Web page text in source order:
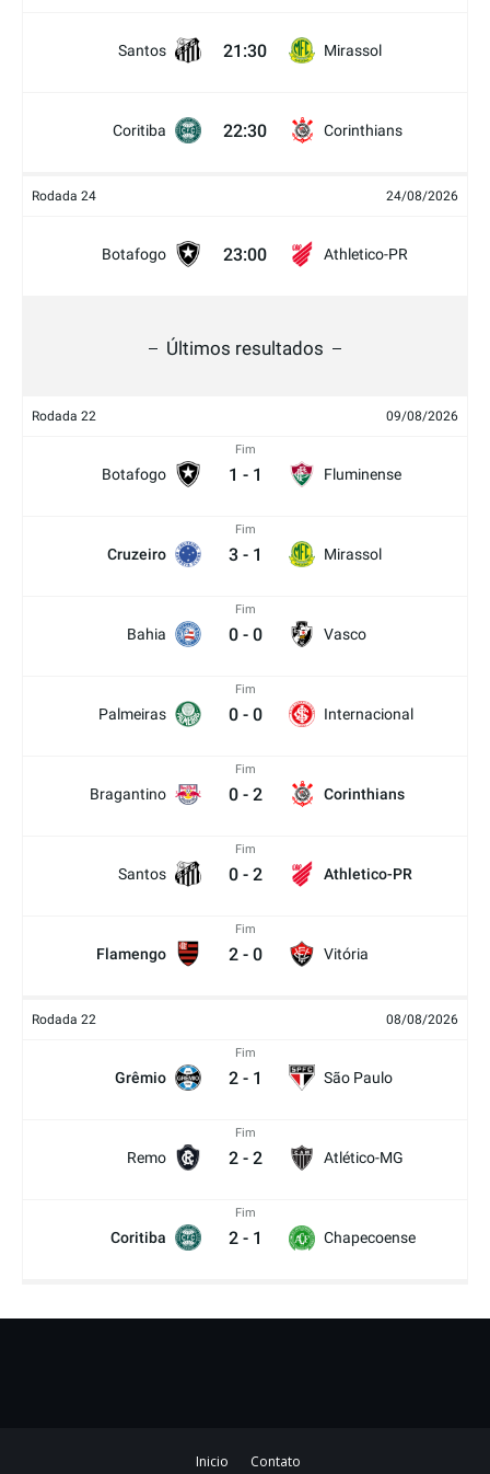
Santos 21:30 Mirassol
Coritiba 22:30 Corinthians
Rodada 24 24/08/2026
Botafogo 23:00 Athletico-PR
Últimos resultados
Rodada 22 09/08/2026
Botafogo
Fim
1 - 1 Fluminense
Cruzeiro
Fim
3 - 1 Mirassol
Bahia
Fim
0 - 0 Vasco
Palmeiras
Fim
0 - 0 Internacional
Bragantino
Fim
0 - 2 Corinthians
Santos
Fim
0 - 2 Athletico-PR
Flamengo
Fim
2 - 0 Vitória
Rodada 22 08/08/2026
Grêmio
Fim
2 - 1 São Paulo
Remo
Fim
2 - 2 Atlético-MG
Coritiba
Fim
2 - 1 Chapecoense
Inicio Contato